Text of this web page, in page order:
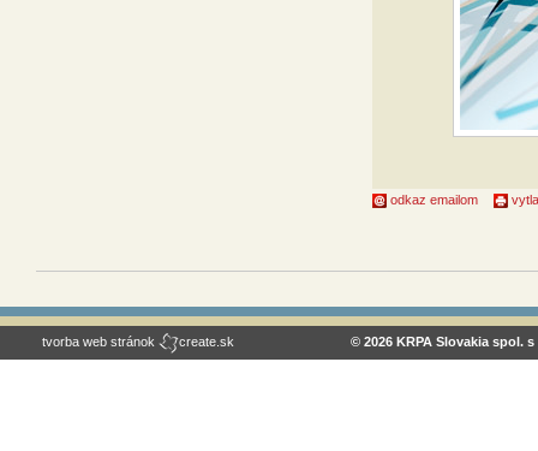
odkaz emailom
tvorba web stránok create.sk © 2026 KRPA Slovakia spol. s